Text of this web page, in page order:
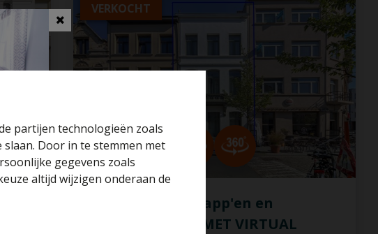
partijen technologieën zoals
Door in te stemmen met
gegevens zoals
altijd wijzigen onderaan de
VERKOCHT
Gerenov pand 3 app'en en
ateliergebouw (MET VIRTUAL